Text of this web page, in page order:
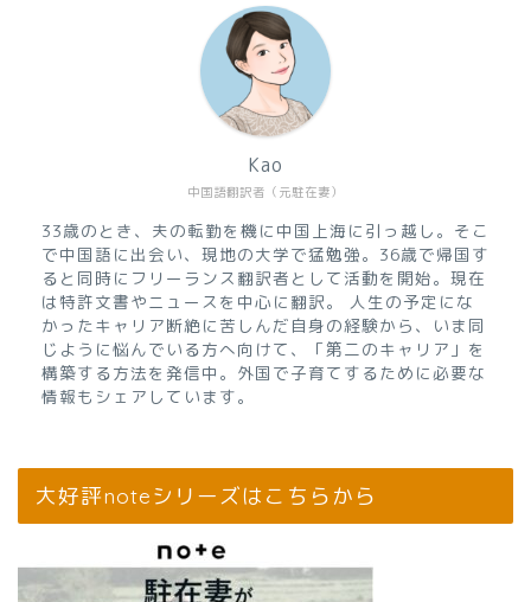
中国語翻訳者（元駐在妻）
Kao
33歳のとき、夫の転勤を機に中国上海に引っ越し。そこ
で中国語に出会い、現地の大学で猛勉強。36歳で帰国す
ると同時にフリーランス翻訳者として活動を開始。現在
は特許文書やニュースを中心に翻訳。 人生の予定にな
かったキャリア断絶に苦しんだ自身の経験から、いま同
じように悩んでいる方へ向けて、「第二のキャリア」を
構築する方法を発信中。外国で子育てするために必要な
情報もシェアしています。
大好評noteシリーズはこちらから